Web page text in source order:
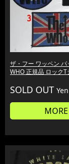
ザ・フー ワッペン パ
WHO 正規品 ロックT
SOLD OUT Yen
MORE